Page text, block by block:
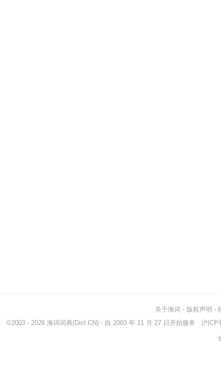
关于海词 - 版权声明 -
©2003 - 2026 海词词典(Dict.CN) - 自 2003 年 11 月 27 日开始服务 沪ICP